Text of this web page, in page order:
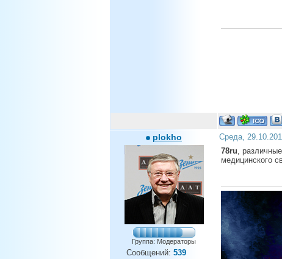
plokho
Группа: Модераторы
Сообщений: 539
Среда,
78ru,
медицинского